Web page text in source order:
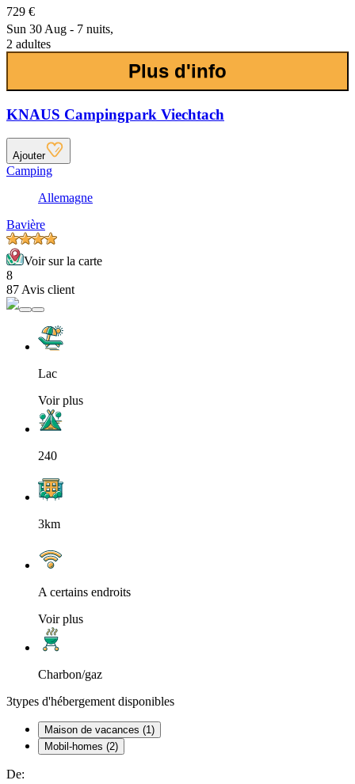
729 €
Sun 30 Aug - 7 nuits,
2 adultes
Plus d'info
KNAUS Campingpark Viechtach
Ajouter
Camping
Allemagne
Bavière
Voir sur la carte
8
87 Avis client
Lac
Voir plus
240
3km
A certains endroits
Voir plus
Charbon/gaz
3types d'hébergement disponibles
Maison de vacances (1)
Mobil-homes (2)
De: